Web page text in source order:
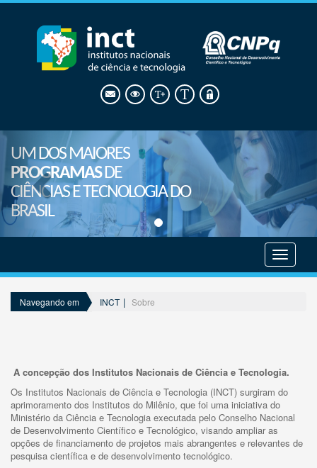
UM DOS MAIORES
PROGRAMASDE
CIÊNCIAS E TECNOLOGIA DO
BRASIL
menu
Navegando em INCT Sobre
A concepção dos Institutos Nacionais de Ciência e Tecnologia.
Os Institutos Nacionais de Ciência e Tecnologia (INCT) surgiram do
aprimoramento dos Institutos do Milênio, que foi uma iniciativa do
Ministério da Ciência e Tecnologia executada pelo Conselho Nacional
de Desenvolvimento Científico e Tecnológico, visando ampliar as
opções de financiamento de projetos mais abrangentes e relevantes de
pesquisa científica e de desenvolvimento tecnológico.